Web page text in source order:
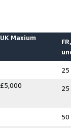
UK Maxium
25
£5,000 25
50